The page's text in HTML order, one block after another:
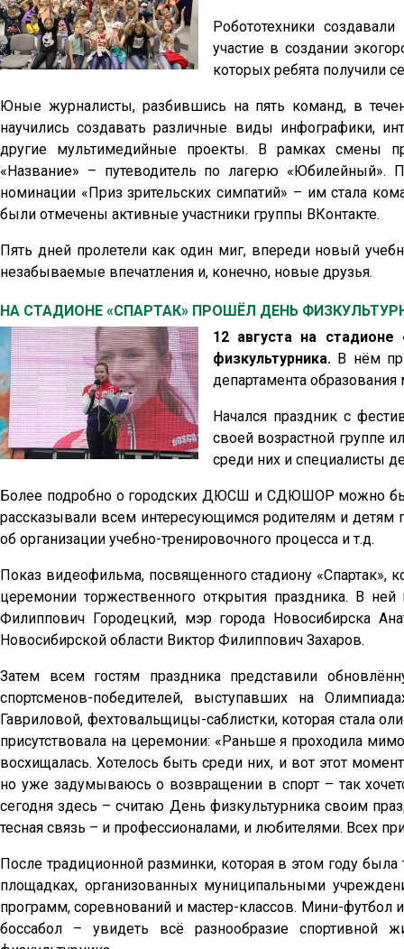
Робототехники
участие в создании
которых ребята получили
Юные журналисты, разбившись на пять команд, в
научились создавать различные виды инфографики,
другие мультимедийные проекты. В рамках смены
«Название» – путеводитель по лагерю «Юбилейный».
номинации «Приз зрительских симпатий» – им стала
были отмечены активные участники группы ВКонтакте.
Пять дней пролетели как один миг, впереди новый
незабываемые впечатления и, конечно, новые друзья.
НА СТАДИОНЕ «СПАРТАК» ПРОШЁЛ ДЕНЬ
12 августа на
физкультурника. В нём
департамента образования
Начался праздник с
своей возрастной группе
среди них и специалисты
Более подробно о городских ДЮСШ и СДЮШОР можно
рассказывали всем интересующимся родителям и детям
об организации учебно-тренировочного процесса и т.д.
Показ видеофильма, посвященного стадиону «Спартак»,
церемонии торжественного открытия праздника. В
Филиппович Городецкий, мэр города Новосибирска
Новосибирской области Виктор Филиппович Захаров.
Затем всем гостям праздника представили
спортсменов-победителей, выступавших на
Гавриловой, фехтовальщицы-саблистки, которая стала
присутствовала на церемонии: «Раньше я проходила
восхищалась. Хотелось быть среди них, и вот этот
но уже задумываюсь о возвращении в спорт – так
сегодня здесь – считаю День физкультурника своим
тесная связь – и профессионалами, и любителями. Всех
После традиционной разминки, которая в этом году
площадках, организованных муниципальными
программ, соревнований и мастер-классов. Мини-футбол
боссабол – увидеть всё разнообразие